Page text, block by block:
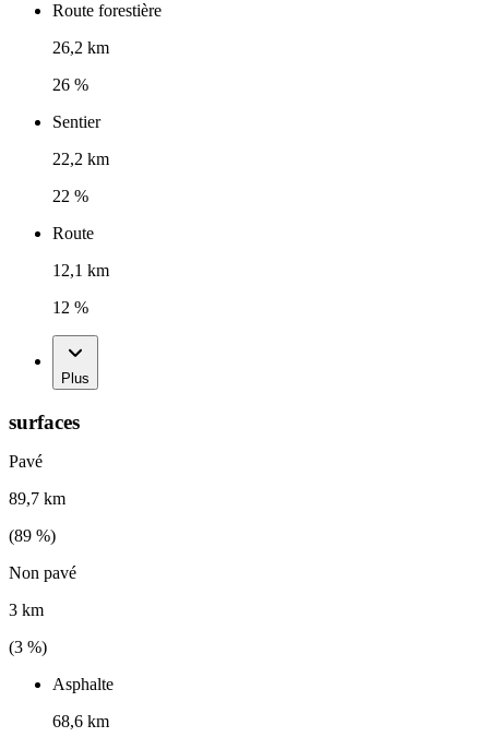
Route forestière
26,2 km
26 %
Sentier
22,2 km
22 %
Route
12,1 km
12 %
Plus
surfaces
Pavé
89,7 km
(89 %)
Non pavé
3 km
(3 %)
Asphalte
68,6 km